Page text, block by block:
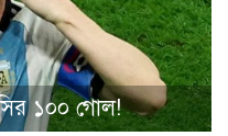
১০০ গোল!